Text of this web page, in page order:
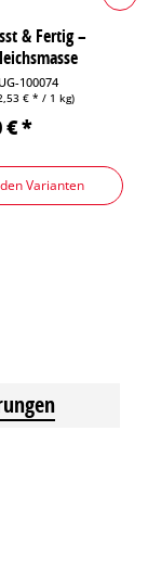
& Fertig –
100074
€ * / 1 kg)
€ *
Varianten